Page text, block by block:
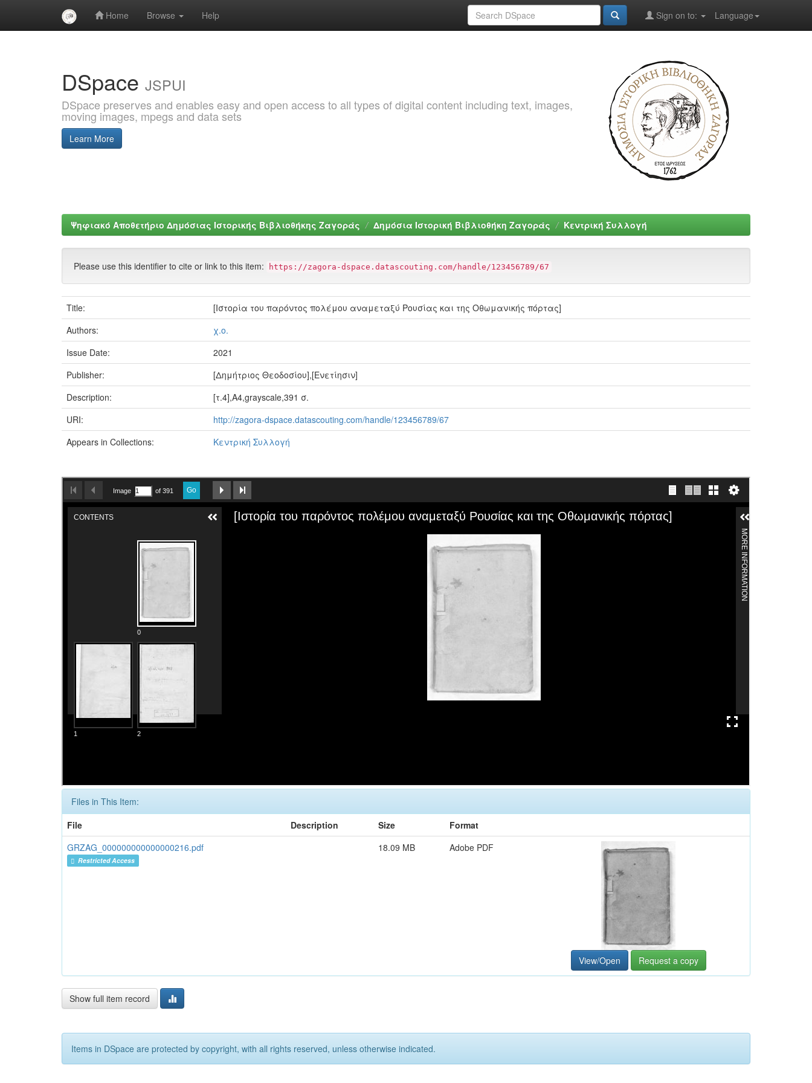
Home Browse Help Language
Sign on to:
DSpace JSPUI
DSpace preserves and enables easy and open access to all types of digital content including text, images,
moving images, mpegs and data sets
Learn More
Ψηφιακό Αποθετήριο Δημόσιας Ιστορικής Βιβλιοθήκης Ζαγοράς Δημόσια Ιστορική Βιβλιοθήκη Ζαγοράς Κεντρική Συλλογή
Please use this identifier to cite or link to this item: https://zagora-dspace.datascouting.com/handle/123456789/67
Title:
[Ιστορία του παρόντος πολέμου αναμεταξύ Ρουσίας και της Οθωμανικής πόρτας]
Authors:
χ.ο.
Issue Date:
2021
Publisher:
[Δημήτριος Θεοδοσίου],[Ενετίησιν]
Description:
[τ.4],A4,grayscale,391 σ.
URI:
http://zagora-dspace.datascouting.com/handle/123456789/67
Appears in Collections:
Κεντρική Συλλογή
Files in This Item:
File
Description Size
Format
GRZAG_000000000000000216.pdf
Restricted Access
18.09 MB Adobe PDF
View/Open Request a copy
Show full item record
Items in DSpace are protected by copyright, with all rights reserved, unless otherwise indicated.